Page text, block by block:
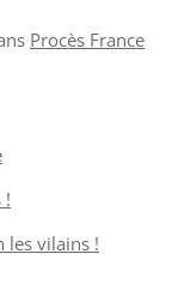
Procès France
!
les vilains !